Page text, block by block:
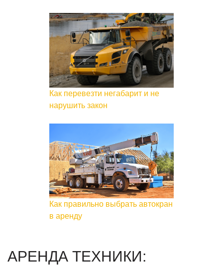
Как перевезти негабарит и не
нарушить закон
Как правильно выбрать автокран
в аренду
АРЕНДА ТЕХНИКИ: